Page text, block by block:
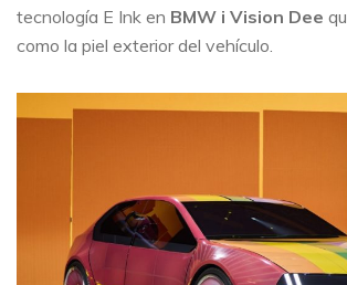
tecnología E Ink en BMW i Vision Dee
como la piel exterior del vehículo.